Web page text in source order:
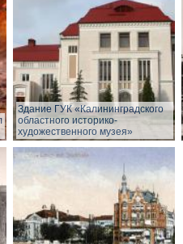
Здание ГУК «Калининградского
областного историко-
художественного музея»